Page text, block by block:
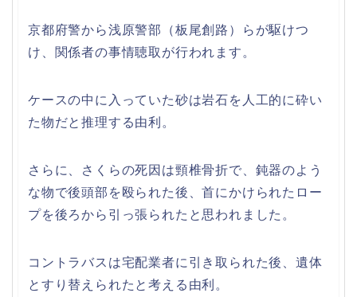
京都府警から浅原警部（板尾創路）らが駆けつ
け、関係者の事情聴取が行われます。
ケースの中に入っていた砂は岩石を人工的に砕い
た物だと推理する由利。
さらに、さくらの死因は頸椎骨折で、鈍器のよう
な物で後頭部を殴られた後、首にかけられたロー
プを後ろから引っ張られたと思われました。
コントラバスは宅配業者に引き取られた後、遺体
とすり替えられたと考える由利。